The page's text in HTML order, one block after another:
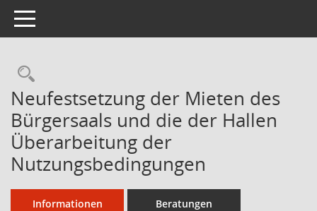
Toggle navigation
Rechercheauswahl
Neufestsetzung der Mieten des
Bürgersaals und die der Hallen
Überarbeitung der
Nutzungsbedingungen
Informationen Beratungen